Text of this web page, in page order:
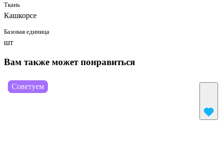
Ткань
Кашкорсе
Базовая единица
шт
Вам также может понравиться
Советуем